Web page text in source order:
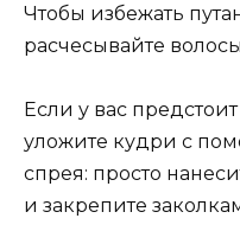
Чтобы избежать
расчесывайте
Если у вас
уложите кудри с
спрея: просто
и закрепите